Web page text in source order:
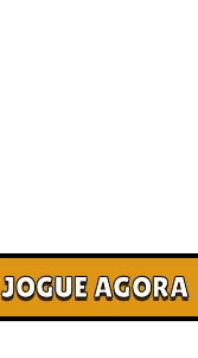
JOGUE AGORA